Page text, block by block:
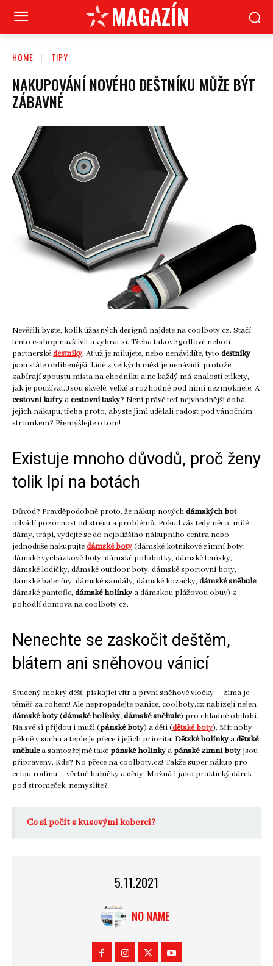
MAGAZÍN
HOME TIPY
NAKUPOVÁNÍ NOVÉHO DEŠTNÍKU MŮŽE BÝT
ZÁBAVNÉ
Nevěřili byste, kolik úžasných designů najdete na coolboty.cz. Stačí
tento e-shop navštívit a vybrat si. Třeba takové golfové neboli
partnerskédeštníky. Ať už je milujete, nebo nenávidíte, tyto deštníky
jsou stále oblíbenější. Lidé z velkých měst je nenávidí, protože
zabírají spoustu místa na chodníku a ne každý má znalosti etikety,
jak je používat. Jsou skvělé, velké a rozhodně pod nimi nezmoknete. A
cestovní kufryacestovní tašky? Není právě teď nejvhodnější doba
jejich nákupu, třeba proto, abyste jimi udělali radost pod vánočním
stromkem? Přemýšlejte o tom!
Existuje mnoho důvodů, proč ženy
tolik lpí na botách
Důvod? Pravděpodobně proto, že nákup novýchdámských bot
odvádí pozornost od stresu a problémů. Pokud vás tedy něco, milé
dámy, trápí, vydejte se do nejbližšího nákupního centra nebo
jednoduše nakupujtedámské boty(dámské kotníkové zimní boty,
dámské vycházkové boty, dámské polobotky, dámské tenisky,
dámské lodičky, dámské outdoor boty, dámské sportovní boty,
dámské baleríny, dámské sandály, dámské kozačky, dámské sněhule,
dámské pantofle, dámské holínkya dámskou plážovou obuv) z
pohodlí domova na coolboty.cz.
Nenechte se zaskočit deštěm,
blátem ani sněhovou vánicí
Studený mokrý déšť, pískající vítr a první sněhové vločky – zima je
téměř za rohem! Ale nepropadejte panice, coolboty.cz nabízejí nejen
dámské boty(dámské holínky, dámské sněhule) pro chladné období.
Na své si přijdou i muži (pánské boty) a děti (dětské boty). Mít nohy
pěkně v suchu a teple je přece i jejich priorita! Dětské holínkyadětské
sněhulea samozřejmě taképánské holínkyapánské zimní boty jsou
připraveny. Kde? No přece na coolboty.cz! Takže super nákup pro
celou rodinu – včetně babičky a dědy. Možná i jako praktický dárek
pod stromeček, nemyslíte?
Co si počít s kusovými koberci?
5.11.2021
NO NAME